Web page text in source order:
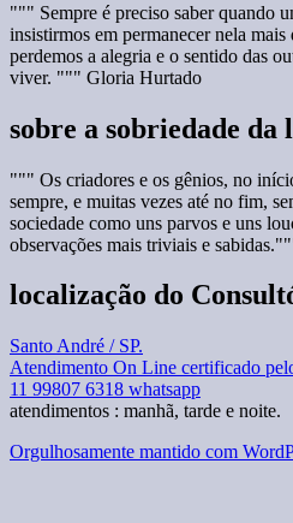
""" Sempre é preciso saber quando
insistirmos em permanecer nela
perdemos a alegria e o sentido das
viver. """ Gloria Hurtado
sobre a sobriedade da
""" Os criadores e os gênios, no
sempre, e muitas vezes até no fim,
sociedade como uns parvos e uns
observações mais triviais e
localização do
Santo André / SP.
Atendimento On Line certificado
11 99807 6318 whatsapp
atendimentos : manhã, tarde e noite.
Orgulhosamente mantido com